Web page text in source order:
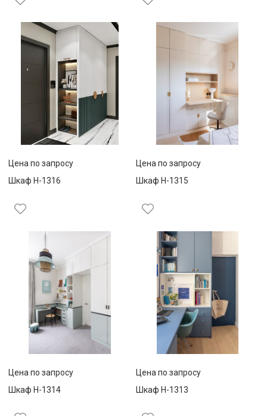
Цена по запросу
Шкаф Н-1316
Цена по запросу
Шкаф Н-1315
Цена по запросу
Шкаф Н-1314
Цена по запросу
Шкаф Н-1313